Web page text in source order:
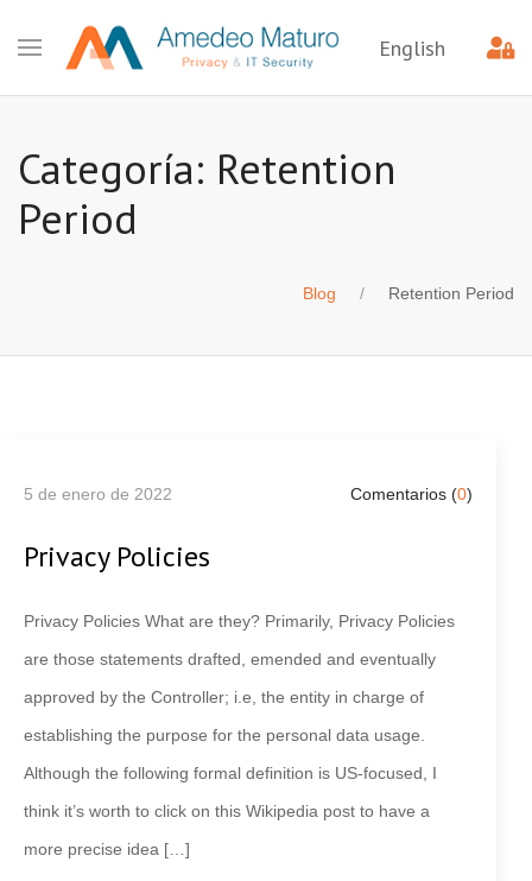
English
Categoría: Retention
Period
Blog Retention Period
5 de enero de 2022 Comentarios (0)
Privacy Policies
Privacy Policies What are they? Primarily, Privacy Policies
are those statements drafted, emended and eventually
approved by the Controller; i.e, the entity in charge of
establishing the purpose for the personal data usage.
Although the following formal definition is US-focused, I
think it’s worth to click on this Wikipedia post to have a
more precise idea […]